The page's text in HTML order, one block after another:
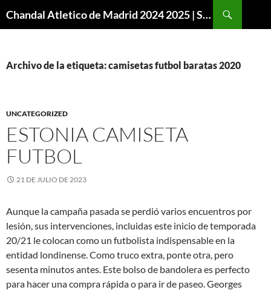
Chandal Atletico de Madrid 2024 2025 | SuperVigo
Archivo de la etiqueta: camisetas futbol baratas 2020
UNCATEGORIZED
ESTONIA CAMISETA
FUTBOL
21 DE JULIO DE 2023
Aunque la campaña pasada se perdió varios encuentros por
lesión, sus intervenciones, incluidas este inicio de temporada
20/21 le colocan como un futbolista indispensable en la
entidad londinense. Como truco extra, ponte otra, pero
sesenta minutos antes. Este bolso de bandolera es perfecto
para hacer una compra rápida o para ir de paseo. Georges